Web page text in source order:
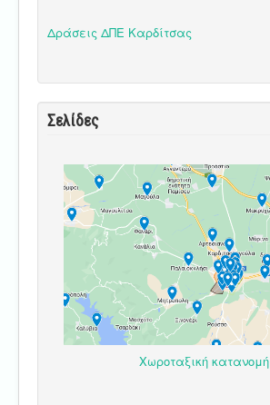
Δράσεις ΔΠΕ Καρδίτσας
Σελίδες
Χωροταξική κατανομή